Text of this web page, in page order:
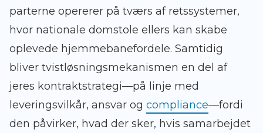
parterne opererer på tværs af retssystemer,
hvor nationale domstole ellers kan skabe
oplevede hjemmebanefordele. Samtidig
bliver tvistløsningsmekanismen en del af
jeres kontraktstrategi—på linje med
leveringsvilkår, ansvar og compliance—fordi
den påvirker, hvad der sker, hvis samarbejdet